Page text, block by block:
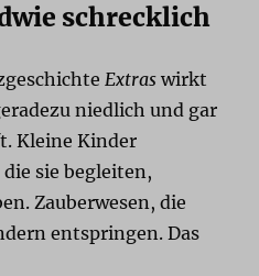
schrecklich
Extras wirkt
niedlich und gar
Kleine Kinder
sie begleiten,
Zauberwesen, die
entspringen. Das